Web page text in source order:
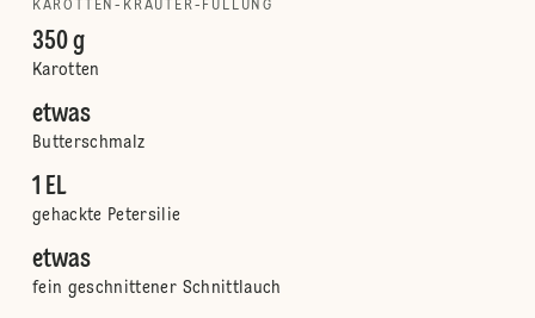
KAROTTEN-KRÄUTER-FÜLLUNG
350 g
Karotten
etwas
Butterschmalz
1 EL
gehackte Petersilie
etwas
fein geschnittener Schnittlauch